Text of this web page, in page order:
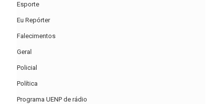
Esporte
Eu Repórter
Falecimentos
Geral
Policial
Política
Programa UENP de rádio